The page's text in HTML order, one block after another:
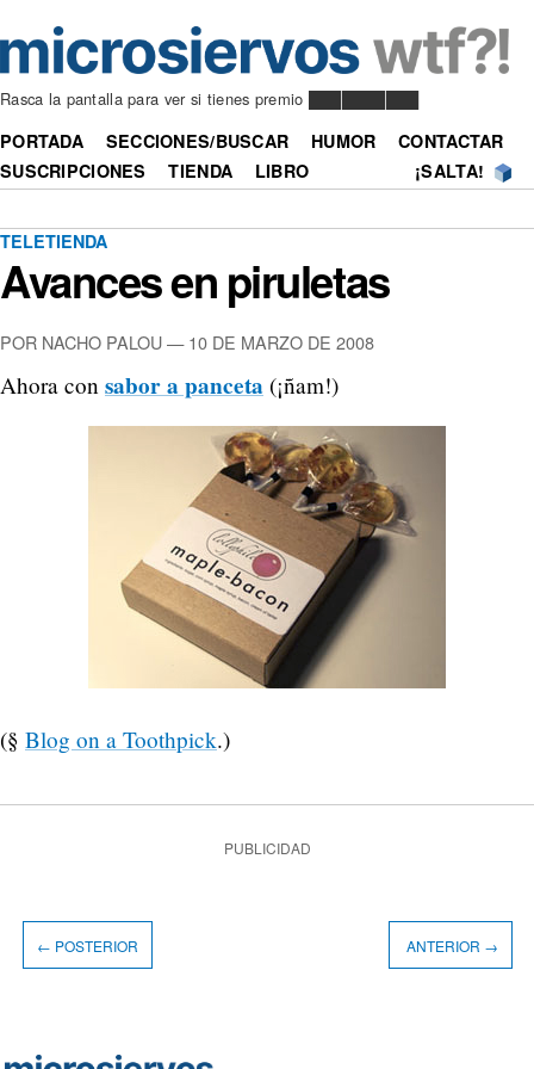
Rasca la pantalla para ver si tienes premio ██████████
PORTADA SECCIONES/BUSCAR HUMOR
CONTACTAR
SUSCRIPCIONES
TIENDA LIBRO ¡SALTA!
TELETIENDA
Avances en piruletas
POR NACHO PALOU —10 DE MARZO DE 2008
Ahora con sabor a panceta (¡ñam!)
(§ Blog on a Toothpick.)
PUBLICIDAD
← POSTERIOR ANTERIOR →